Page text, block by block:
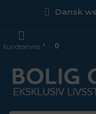
Dansk
Kundeservice 0